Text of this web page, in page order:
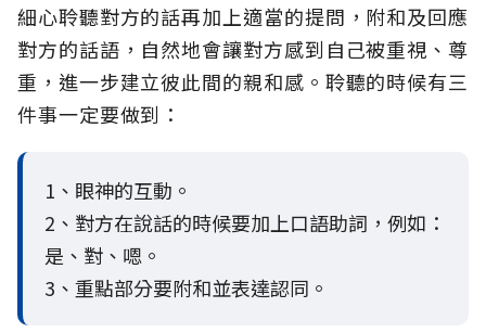
細心聆聽對方的話再加上適當的提問，附和及回應
對方的話語，自然地會讓對方感到自己被重視、尊
重，進一步建立彼此間的親和感。聆聽的時候有三
件事一定要做到：
1、眼神的互動。
2、對方在說話的時候要加上口語助詞，例如：
是、對、嗯。
3、重點部分要附和並表達認同。